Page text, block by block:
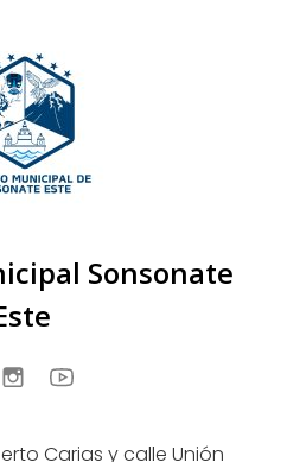
Sonsonate
Carias y calle Unión